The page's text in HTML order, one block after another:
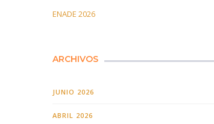
ENADE 2026
ARCHIVOS
JUNIO 2026
ABRIL 2026